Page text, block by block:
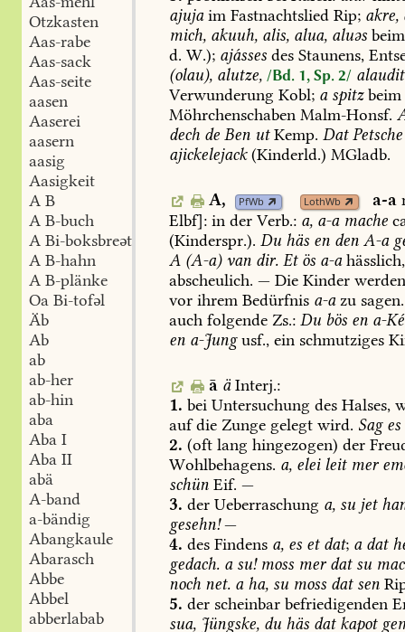
Otzkasten
Aas-rabe
Aas-sack
Aas-seite
aasen
Aaserei
aasern
aasig
Aasigkeit
A B
A B-buch
A Bi-boksbreət
A B-hahn
A B-plänke
Oa Bi-tofəl
Äb
Ab
ab
ab-her
ab-hin
aba
Aba I
Aba II
abä
A-band
a-bändig
Abangkaule
Abarasch
Abbe
Abbel
abberlabab
ajujaim Fastnachtslied Rip; akre,
mich, akuuh, alis, alua, aluəs beim
d. W.); ajásses des Staunens,
(olau), alutze, /Bd. 1, Sp. 2/
Verwunderung Kobl; aspitzbeim
Möhrchenschaben Malm-Honsf.
dech de Ben ut Kemp. DatPetsche
ajickelejack(Kinderld.) MGladb.
A, PfWb LothWb a-a
Elbf]: in der Verb.: a, a-amache
(Kinderspr.). Du häs en den A-a
A (A-a)van dir. Etös a-ahässlich,
abscheulich. — Die Kinder
vor ihrem Bedürfnis a-azu sagen.
auch folgende Zs.: Du bös en a-
en a-Jungusf., ein schmutziges
ā äInterj.:
1. bei Untersuchung des Halses,
aufdie Zunge gelegt wird. Sages
2. (oft lang hingezogen) der
Wohlbehagens. a, eleileitmer
schün Eif. —
3. der Ueberraschung a, su jet
gesehn!—
4. des Findens a, es etdat; adat
gedach. asu!moss merdatsu
noch net. aha, su moss datsen
5. der scheinbar befriedigenden
sua, Jüngske, du häs datkapot